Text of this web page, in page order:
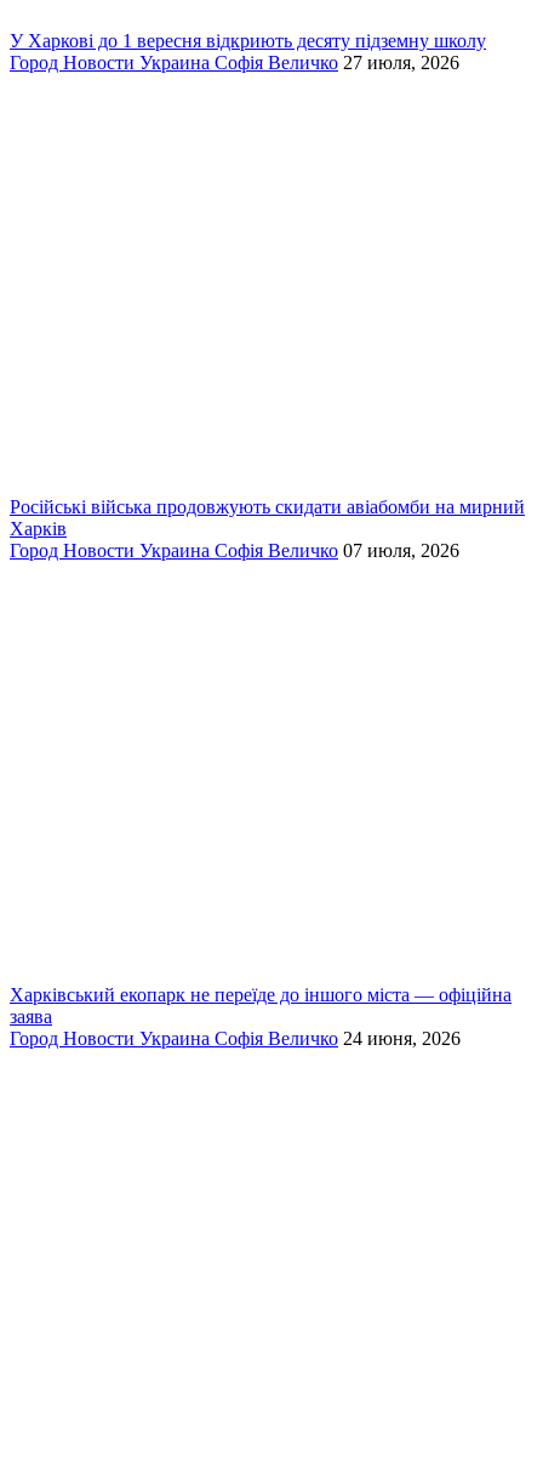
У Харкові до 1 вересня відкриють десяту підземну школу
Город Новости Украина Софія Величко 27 июля, 2026
Російські війська продовжують скидати авіабомби на мирний
Харків
Город Новости Украина Софія Величко 07 июля, 2026
Харківський екопарк не переїде до іншого міста — офіційна
заява
Город Новости Украина Софія Величко 24 июня, 2026